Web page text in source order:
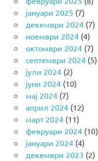
јануари 2025 (7)
декември 2024(7)
ноември 2024(4)
октомври 2024(7)
септември 2024(5)
јули 2024(2)
јуни 2024(10)
мај 2024(7)
април 2024(12)
март 2024(11)
февруари 2024(10)
јануари 2024(4)
декември 2023 (2)